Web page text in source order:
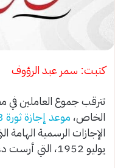
كتبت: سمر عبد الرؤوف
تترقب جموع العاملين في
الخاص، موعد إجازة ثورة 23 يوليو 2025
الإجازات الرسمية الهامة
يوليو 1952، التي أرست دعائم الجمهورية المصرية الحديثة.